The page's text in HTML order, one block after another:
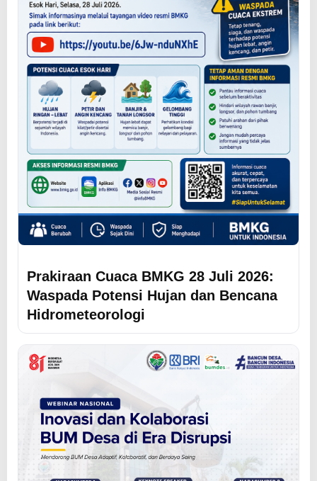
Prakiraan Cuaca BMKG 28 Juli 2026:
Waspada Potensi Hujan dan Bencana
Hidrometeorologi